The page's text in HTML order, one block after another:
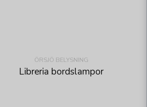
ÖRSJÖ BELYSNING
Libreria bordslampor